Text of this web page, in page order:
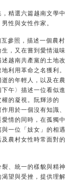
精選六篇越南文學中
性與女性作家。
參照，描述一個農村
，又在嘗到愛情滋味
越南共產黨的土地改
利用革命之名獲利。
的年輕人，以及在農
午〉描述一位看似進
的凝視。阮輝涉的
用於一個沒有知識、
情的同時，在孤獨中
一位「妓女」的相遇
農村女性時常面對的
、統一的樣貌與精神
望與受挫，提供理解